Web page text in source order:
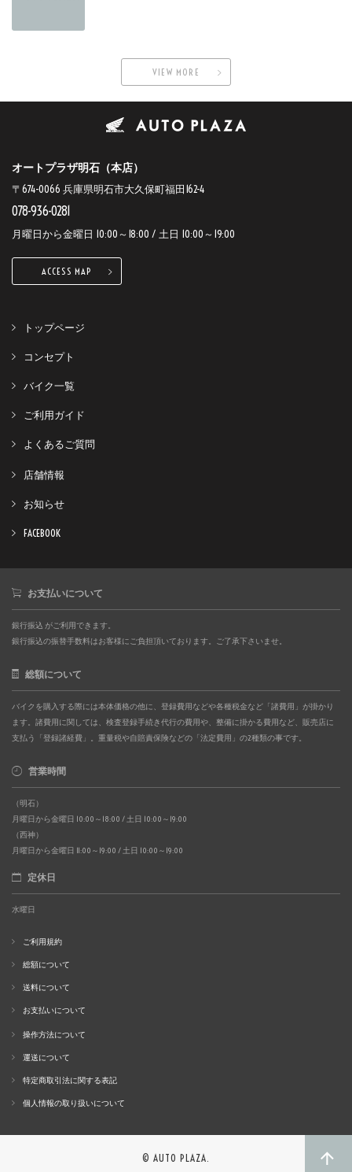
VIEW MORE
オートプラザ明石（本店）
〒674-0066 兵庫県明石市大久保町福田162-4
078-936-0281
月曜日から金曜日 10:00～18:00 / 土日 10:00～19:00
ACCESS MAP
トップページ
コンセプト
バイク一覧
ご利用ガイド
よくあるご質問
店舗情報
お知らせ
FACEBOOK
お支払いについて
銀行振込 がご利用できます。
銀行振込の振替手数料はお客様にご負担頂いております。ご了承下さいませ。
総額について
バイクを購入する際には本体価格の他に、登録費用などや各種税金など「諸費用」が掛かり
ます。諸費用に関しては、検査登録手続き代行の費用や、整備に掛かる費用など、販売店に
支払う「登録諸経費」。重量税や自賠責保険などの「法定費用」の2種類の事です。
営業時間
（明石）
月曜日から金曜日 10:00～18:00 / 土日 10:00～19:00
（西神）
月曜日から金曜日 11:00～19:00 / 土日 10:00～19:00
定休日
水曜日
ご利用規約
総額について
送料について
お支払いについて
操作方法について
運送について
特定商取引法に関する表記
個人情報の取り扱いについて
© AUTO PLAZA.